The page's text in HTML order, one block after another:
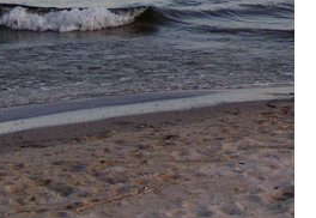
Карты
Фотогалерея